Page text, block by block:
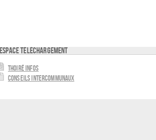
Espace téléchargement
Thoiré Infos
Conseils intercommunaux